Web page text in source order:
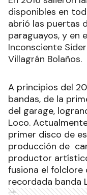
disponibles en
abrió las puertas
paraguayos, y en
Inconsciente
Villagrán Bolaños.
A principios del
bandas, de la
del garage,
Loco.
primer disco de
producción de
productor
fusiona el folclore
recordada banda
Ads